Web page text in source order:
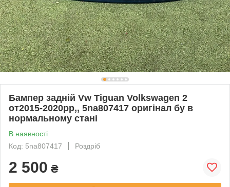
Бампер задній Vw Tiguan Volkswagen 2
от2015-2020рр,, 5na807417 оригінал бу в
нормальному стані
В наявності
Код: 5na807417
Роздріб
2 500 ₴